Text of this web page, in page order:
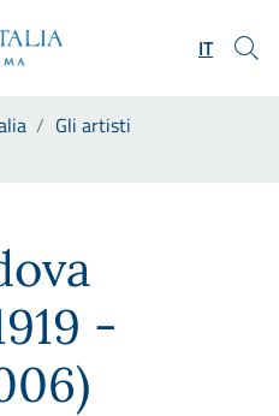
IT
Gli artisti
-